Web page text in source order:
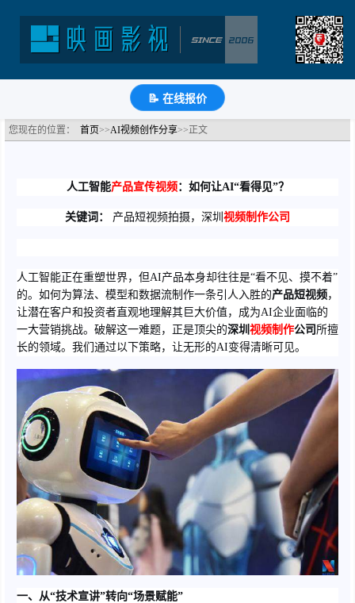
📝 在线报价
人工智能产品宣传视频：如何让AI“看得见”？
分类：AI视频创作分享 浏览：1003次 更新时间： 2026-05-08
微 知
您现在的位置： 首页>>AI视频创作分享>>正文
人工智能产品宣传视频：如何让AI“看得见”？
关键词： 产品短视频拍摄，深圳 视频制作公司
人工智能正在重塑世界，但AI产品本身却往往是“看不见、摸不着”
的。如何为算法、模型和数据流制作一条引人入胜的产品短视频，
让潜在客户和投资者直观地理解其巨大价值，成为AI企业面临的
一大营销挑战。破解这一难题，正是顶尖的深圳 视频制作公司 所擅
长的领域。我们通过以下策略，让无形的AI变得清晰可见。
一、从“技术宣讲”转向“场景赋能”